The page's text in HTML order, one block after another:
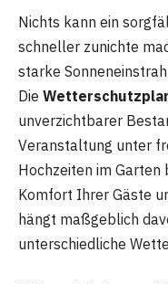
Nichts kann ein
schneller zunichte
starke
Die
unverzichtbarer
Veranstaltung unter
Hochzeiten im
Komfort Ihrer Gäste
hängt maßgeblich
unterschiedliche